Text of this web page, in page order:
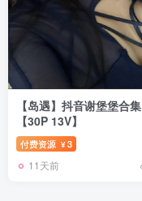
【岛遇】抖音谢堡堡合集
【30P 13V】
付费资源 ¥3
11天前